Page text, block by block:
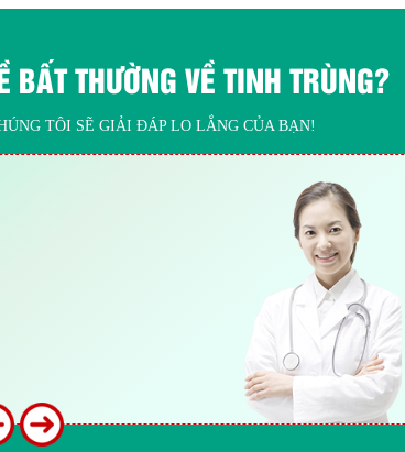
THƯỜNG VỀ TINH TRÙNG?
TÔI SẼ GIẢI ĐÁP LO LẮNG CỦA BẠN!